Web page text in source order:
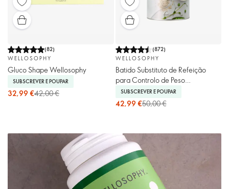
(82)
WELLOSOPHY
Gluco Shape Wellosophy
SUBSCREVER E POUPAR
32,99 €42,00 €
(872)
WELLOSOPHY
Batido Substituto de Refeição
para Controlo de Peso
Wellosophy - Baunilha
SUBSCREVER E POUPAR
42,99 €50,00 €